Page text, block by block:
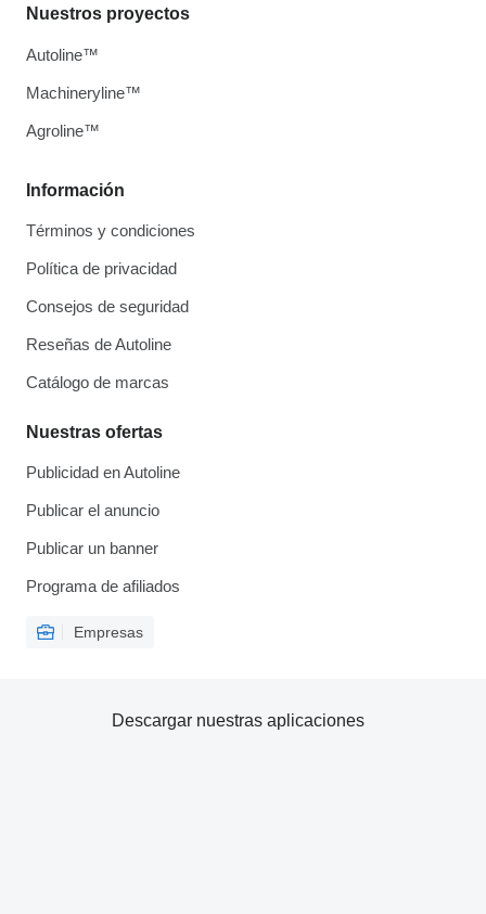
Información
Términos y condiciones
Política de privacidad
Consejos de seguridad
Reseñas de Autoline
Catálogo de marcas
Nuestras ofertas
Publicidad en Autoline
Publicar el anuncio
Publicar un banner
Programa de afiliados
Empresas
Nuestros proyectos
Autoline™
Machineryline™
Agroline™
Descargar nuestras aplicaciones